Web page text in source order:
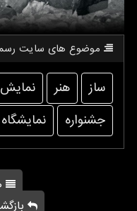
موضوع های سایت
ساز هنر نمایش
جشنواره
نمایشگاه